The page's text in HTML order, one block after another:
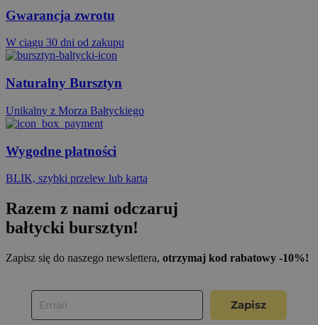
Gwarancja zwrotu
W ciągu 30 dni od zakupu
Naturalny Bursztyn
Unikalny z Morza Bałtyckiego
Wygodne płatności
BLIK, szybki przelew lub kartą
Razem z nami odczaruj
bałtycki bursztyn!
Zapisz się do naszego newslettera, otrzymaj kod rabatowy -10%!
Zapisz